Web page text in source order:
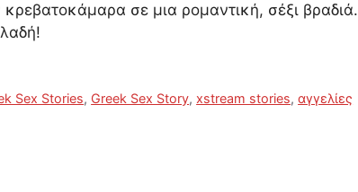
σε μια ρομαντική, σέξι βραδιά.
Sex Stories, Greek Sex Story,xstream stories,αγγελίες